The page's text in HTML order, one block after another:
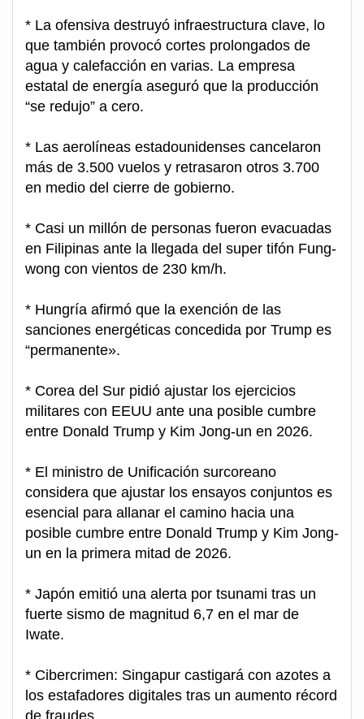
* La ofensiva destruyó infraestructura clave, lo
que también provocó cortes prolongados de
agua y calefacción en varias. La empresa
estatal de energía aseguró que la producción
“se redujo” a cero.
* Las aerolíneas estadounidenses cancelaron
más de 3.500 vuelos y retrasaron otros 3.700
en medio del cierre de gobierno.
* Casi un millón de personas fueron evacuadas
en Filipinas ante la llegada del super tifón Fung-
wong con vientos de 230 km/h.
* Hungría afirmó que la exención de las
sanciones energéticas concedida por Trump es
“permanente».
* Corea del Sur pidió ajustar los ejercicios
militares con EEUU ante una posible cumbre
entre Donald Trump y Kim Jong-un en 2026.
* El ministro de Unificación surcoreano
considera que ajustar los ensayos conjuntos es
esencial para allanar el camino hacia una
posible cumbre entre Donald Trump y Kim Jong-
un en la primera mitad de 2026.
* Japón emitió una alerta por tsunami tras un
fuerte sismo de magnitud 6,7 en el mar de
Iwate.
* Cibercrimen: Singapur castigará con azotes a
los estafadores digitales tras un aumento récord